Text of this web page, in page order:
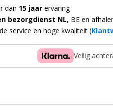
dan 15 jaar ervaring
bezorgdienst NL, BE en
service en hoge kwaliteit (
Veilig